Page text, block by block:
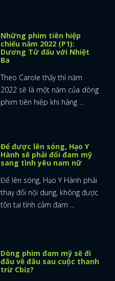
Những phim tiên hiệp
chiếu năm 2022 (P1):
Dương Tử đấu với Nhiệt
Ba
Theo Carole thấy thì năm
2022 sẽ là một năm của dòng
phim tiên hiệp khi hàng ...
Để được lên sóng, Hạo Y
Hành sẽ phải đổi đam mỹ
sang tình yêu nam nữ
Để lên sóng, Hạo Y Hành phải
thay đổi nội dung, không được
tồn tại tình cảm đam ...
Dòng phim đam mỹ sẽ đi
đâu về đâu sau cuộc thanh
trừ Cbiz?